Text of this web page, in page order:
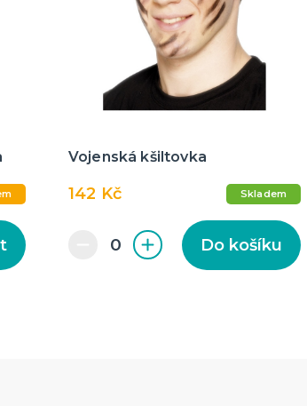
Vojenská kšiltovka
142 Kč Skladem
Do košíku